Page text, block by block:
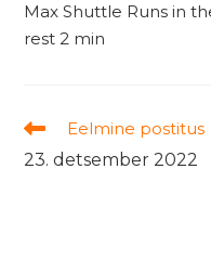
Max Shuttle Runs in
rest 2 min
Read
more
articles
Eelmine postitus
23. detsember 2022